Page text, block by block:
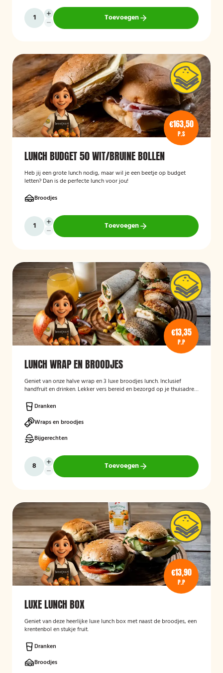
Toevoegen
€163,50
P.S
LUNCH BUDGET 50 WIT/BRUINE BOLLEN
Heb jij een grote lunch nodig, maar wil je een beetje op budget
letten? Dan is de perfecte lunch voor jou!
Broodjes
Toevoegen
€13,35
P.P
LUNCH WRAP EN BROODJES
Geniet van onze halve wrap en 3 luxe broodjes lunch. Inclusief
handfruit en drinken. Lekker vers bereid en bezorgd op je thuisadres
Dranken
Wraps en broodjes
Bijgerechten
Toevoegen
€13,90
P.P
LUXE LUNCH BOX
Geniet van deze heerlijke luxe lunch box met naast de broodjes, een
krentenbol en stukje fruit.
Dranken
Broodjes